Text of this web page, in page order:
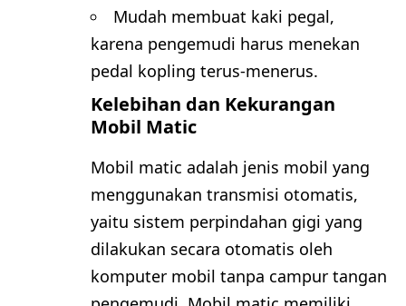
Mudah membuat kaki pegal,
karena pengemudi harus menekan
pedal kopling terus-menerus.
Kelebihan dan Kekurangan
Mobil Matic
Mobil matic adalah jenis mobil yang
menggunakan transmisi otomatis,
yaitu sistem perpindahan gigi yang
dilakukan secara otomatis oleh
komputer mobil tanpa campur tangan